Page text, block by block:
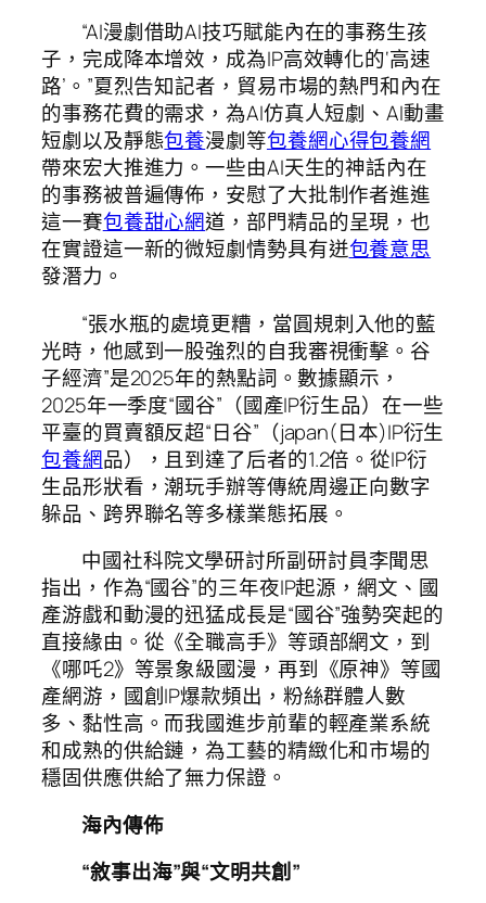
“AI漫劇借助AI技巧賦能內在的事務生孩
子，完成降本增效，成為IP高效轉化的‘高速
路’。”夏烈告知記者，貿易市場的熱門和內在
的事務花費的需求，為AI仿真人短劇、AI動畫
短劇以及靜態包養漫劇等包養網心得包養網
帶來宏大推進力。一些由AI天生的神話內在
的事務被普遍傳佈，安慰了大批制作者進進
這一賽包養甜心網道，部門精品的呈現，也
在實證這一新的微短劇情勢具有迸包養意思
發潛力。
“張水瓶的處境更糟，當圓規刺入他的藍
光時，他感到一股強烈的自我審視衝擊。谷
子經濟”是2025年的熱點詞。數據顯示，
2025年一季度“國谷”（國產IP衍生品）在一些
平臺的買賣額反超“日谷”（japan(日本)IP衍生
包養網品），且到達了后者的1.2倍。從IP衍
生品形狀看，潮玩手辦等傳統周邊正向數字
躲品、跨界聯名等多樣業態拓展。
中國社科院文學研討所副研討員李聞思
指出，作為“國谷”的三年夜IP起源，網文、國
產游戲和動漫的迅猛成長是“國谷”強勢突起的
直接緣由。從《全職高手》等頭部網文，到
《哪吒2》等景象級國漫，再到《原神》等國
產網游，國創IP爆款頻出，粉絲群體人數
多、黏性高。而我國進步前輩的輕產業系統
和成熟的供給鏈，為工藝的精緻化和市場的
穩固供應供給了無力保證。
海內傳佈
“敘事出海”與“文明共創”